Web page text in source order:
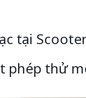
tại
phép thử